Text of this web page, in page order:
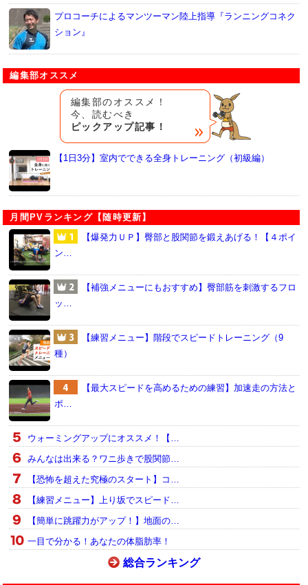
プロコーチによるマンツーマン陸上指導『ランニングコネク
ション』
編集部オススメ
編集部のオススメ！
今、読むべき
ピックアップ記事！
【1日3分】室内でできる全身トレーニング（初級編）
月間PVランキング【随時更新】
【爆発力ＵＰ】臀部と股関節を鍛えあげる！【４ポイ
ン…
【補強メニューにもおすすめ】臀部筋を刺激するフロ
ッ…
【練習メニュー】階段でスピードトレーニング（9
種）
【最大スピードを高めるための練習】加速走の方法と
ポ…
ウォーミングアップにオススメ！【…
みんなは出来る？ワニ歩きで股関節…
【恐怖を超えた究極のスタート】コ…
【練習メニュー】上り坂でスピード…
【簡単に跳躍力がアップ！】地面の…
一目で分かる！あなたの体脂肪率！
総合ランキング